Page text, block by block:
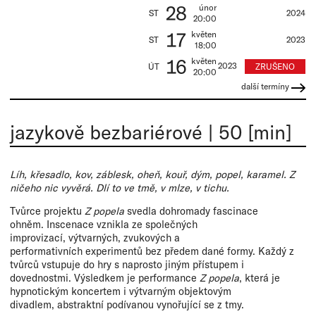
ST 28
únor
20:00
2024
ST 17 květen
18:00
2023
ÚT 16 květen
20:00
2023
ZRUŠENO
další termíny
jazykově bezbariérové | 50 [min]
Líh, křesadlo, kov, záblesk, oheň, kouř, dým, popel, karamel. Z
ničeho nic vyvěrá. Dlí to ve tmě, v mlze, v tichu.
Tvůrce projektu Z popela svedla dohromady fascinace
ohněm. Inscenace vznikla ze společných
improvizací, výtvarných, zvukových a
performativních experimentů bez předem dané formy. Každý z
tvůrců vstupuje do hry s naprosto jiným přístupem i
dovednostmi. Výsledkem je performance Z popela, která je
hypnotickým koncertem i výtvarným objektovým
divadlem, abstraktní podívanou vynořující se z tmy.